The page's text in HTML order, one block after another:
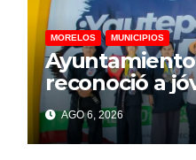
MORELOS MUNICIPIOS
reconoció a
campeones
rumbo a
internacional
AGO 6, 2026